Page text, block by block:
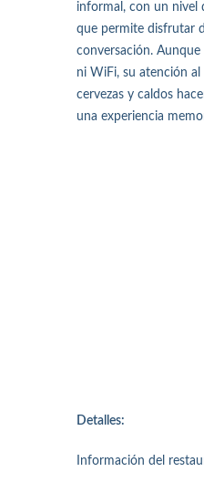
informal, con un nivel
que permite disfrutar
conversación.
ni WiFi, su atención
cervezas y caldos
una experiencia
Detalles:
Información del